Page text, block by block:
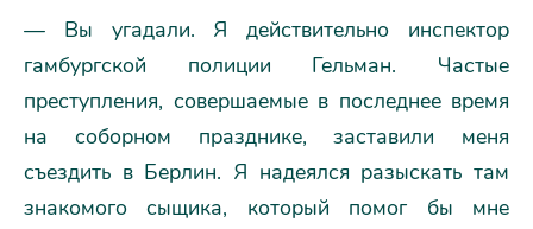
— Вы угадали. Я действительно инспектор
гамбургской полиции Гельман. Частые
преступления, совершаемые в последнее время
на соборном празднике, заставили меня
съездить в Берлин. Я надеялся разыскать там
знакомого сыщика, который помог бы мне